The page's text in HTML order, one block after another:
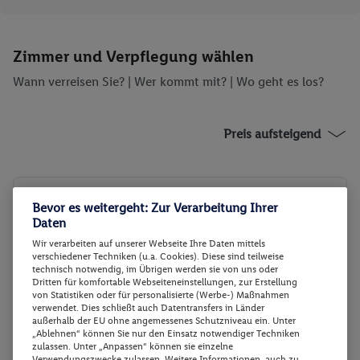
Zimmer und Verpflegung wählen
Wann verreisen Sie? | Wer kommt mit? | Wo geht es los?
Preis aufsteigend
Deluxe Room 1 King Bed
Zimmerdetails
Buchen
Deluxe Room 1 King Bed
28.11. - 30.11.2026
Flex Tarif zubuchbar
Deluxe Room 1 King Bed
p.P.
174.-
Bevor es weitergeht: Zur Verarbeitung Ihrer
Daten
Wir verarbeiten auf unserer Webseite Ihre Daten mittels
verschiedener Techniken (u.a. Cookies). Diese sind teilweise
technisch notwendig, im Übrigen werden sie von uns oder
Dritten für komfortable Webseiteneinstellungen, zur Erstellung
von Statistiken oder für personalisierte (Werbe-) Maßnahmen
verwendet. Dies schließt auch Datentransfers in Länder
außerhalb der EU ohne angemessenes Schutzniveau ein. Unter
„Ablehnen“ können Sie nur den Einsatz notwendiger Techniken
zulassen. Unter „Anpassen“ können sie einzelne